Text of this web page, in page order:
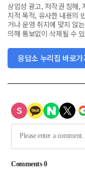
상업성 광고, 저작권 침해,
치적 목적, 유사한 내용의
거나 운영 취지에 맞지 않
의해 통보없이 삭제될 수
응답소 누리집 바로가